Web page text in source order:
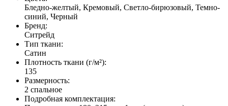
Бледно-желтый, Кремовый, Светло-бирюзовый, Темно-
синий, Черный
Бренд:
Ситрейд
Тип ткани:
Сатин
Плотность ткани (г/м²):
135
Размерность:
2 спальное
Подробная комплектация: